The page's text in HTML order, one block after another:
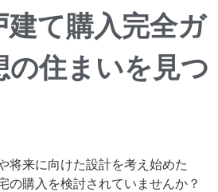
建て購入完全ガ
の住まいを見つ
将来に向けた設計を考え始めた
の購入を検討されていませんか？